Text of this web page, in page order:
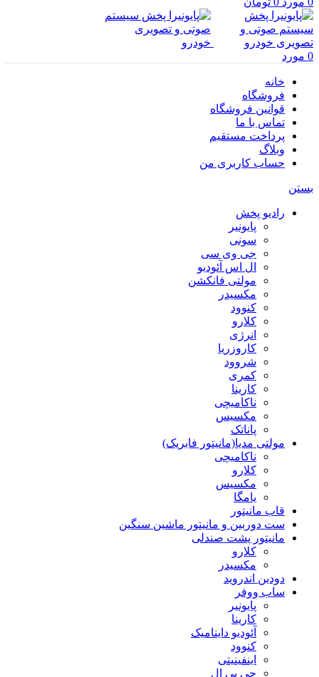
0 مورد
خانه
فروشگاه
قوانین فروشگاه
تماس با ما
پرداخت مستقیم
وبلاگ
حساب کاربری من
بستن
رادیو پخش
پایونیر
سونی
جی وی سی
ال اس آئودیو
مولتی فانکشن
مکسیدر
کنوود
کلارو
انرژی
کاروزریا
شروود
کمری
کارینا
ناکامیچی
مکسیس
پاناتک
مولتی مدیا(مانیتور فابریک)
ناکامیچی
کلارو
مکسیس
یامگا
قاب مانیتور
ست دوربین و مانیتور ماشین سنگین
مانیتور پشت صندلی
کلارو
مکسیدر
دودین اندروید
ساب ووفر
پایونیر
کارینا
آئودیو داینامیک
کنوود
اینفینیتی
جی بی ال